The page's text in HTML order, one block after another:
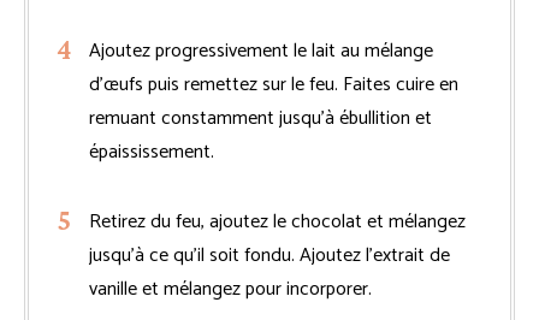
Ajoutez progressivement le lait au mélange
d’œufs puis remettez sur le feu. Faites cuire en
remuant constamment jusqu’à ébullition et
épaississement.
Retirez du feu, ajoutez le chocolat et mélangez
jusqu’à ce qu’il soit fondu. Ajoutez l’extrait de
vanille et mélangez pour incorporer.